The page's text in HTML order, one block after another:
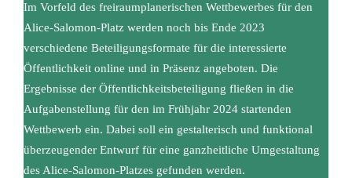
Im Vorfeld des freiraumplanerischen Wettbewerbes für den
Alice-Salomon-Platz werden noch bis Ende 2023
verschiedene Beteiligungsformate für die interessierte
Öffentlichkeit online und in Präsenz angeboten. Die
Ergebnisse der Öffentlichkeitsbeteiligung fließen in die
Aufgabenstellung für den im Frühjahr 2024 startenden
Wettbewerb ein. Dabei soll ein gestalterisch und funktional
überzeugender Entwurf für eine ganzheitliche Umgestaltung
des Alice-Salomon-Platzes gefunden werden.